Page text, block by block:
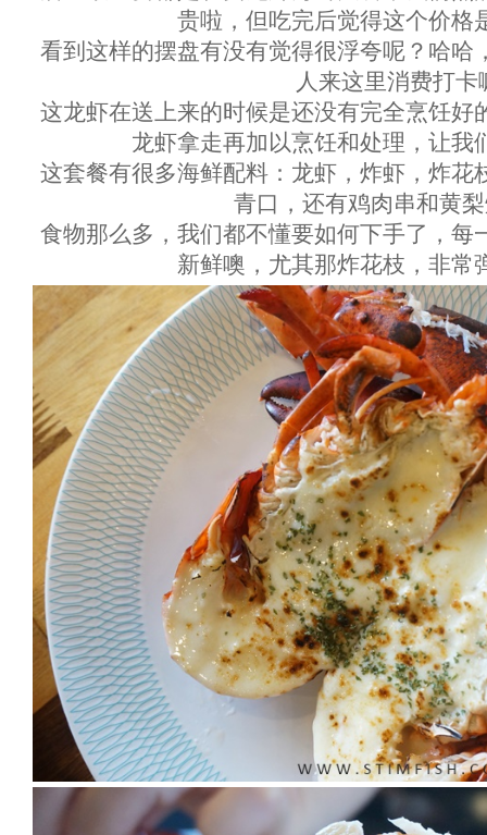
贵啦，但吃完后觉得这个价格
看到这样的摆盘有没有觉得很浮夸呢？哈哈
人来这里消费打卡
这龙虾在送上来的时候是还没有完全烹饪好
龙虾拿走再加以烹饪和处理，让我
这套餐有很多海鲜配料：龙虾，炸虾，炸花
青口，还有鸡肉串和黄
食物那么多，我们都不懂要如何下手了，每
新鲜噢，尤其那炸花枝，非常